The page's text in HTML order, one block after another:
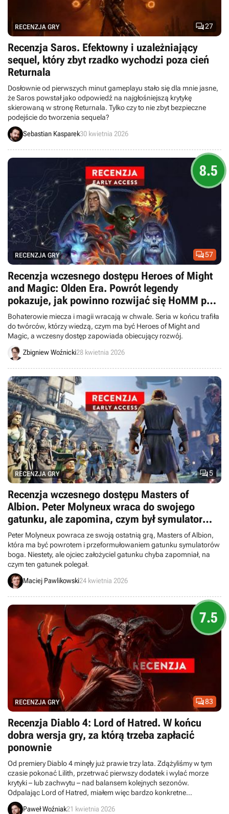
27
RECENZJA GRY
Recenzja Saros. Efektowny i uzależniający
sequel, który zbyt rzadko wychodzi poza cień
Returnala
Dosłownie od pierwszych minut gameplayu stało się dla mnie jasne,
że Saros powstał jako odpowiedź na najgłośniejszą krytykę
skierowaną w stronę Returnala. Tylko czy to nie zbyt bezpieczne
podejście do tworzenia sequela?
Sebastian Kasparek30 kwietnia 2026
57
RECENZJA GRY
8.5
Recenzja wczesnego dostępu Heroes of Might
and Magic: Olden Era. Powrót legendy
pokazuje, jak powinno rozwijać się HoMM po
latach stagnacji
Bohaterowie miecza i magii wracają w chwale. Seria w końcu trafiła
do twórców, którzy wiedzą, czym ma być Heroes of Might and
Magic, a wczesny dostęp zapowiada obiecujący rozwój.
Zbigniew Woźnicki28 kwietnia 2026
5
RECENZJA GRY
Recenzja wczesnego dostępu Masters of
Albion. Peter Molyneux wraca do swojego
gatunku, ale zapomina, czym był symulator
boga
Peter Molyneux powraca ze swoją ostatnią grą, Masters of Albion,
która ma być powrotem i przeformułowaniem gatunku symulatorów
boga. Niestety, ale ojciec założyciel gatunku chyba zapomniał, na
czym ten gatunek polegał.
Maciej Pawlikowski24 kwietnia 2026
83
RECENZJA GRY
7.5
Recenzja Diablo 4: Lord of Hatred. W końcu
dobra wersja gry, za którą trzeba zapłacić
ponownie
Od premiery Diablo 4 minęły już prawie trzy lata. Zdążyliśmy w tym
czasie pokonać Lilith, przetrwać pierwszy dodatek i wylać morze
krytyki – lub zachwytu – nad balansem kolejnych sezonów.
Odpalając Lord of Hatred, miałem więc bardzo konkretne
oczekiwania.
Paweł Woźniak21 kwietnia 2026